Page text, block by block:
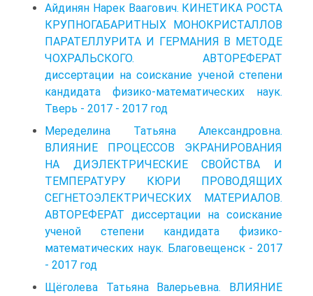
Айдинян Нарек Ваагович. КИНЕТИКА РОСТА
КРУПНОГАБАРИТНЫХ МОНОКРИСТАЛЛОВ
ПАРАТЕЛЛУРИТА И ГЕРМАНИЯ В МЕТОДЕ
ЧОХРАЛЬСКОГО. АВТОРЕФЕРАТ
диссертации на соискание ученой степени
кандидата физико-математических наук.
Тверь - 2017 - 2017 год
Меределина Татьяна Александровна.
ВЛИЯНИЕ ПРОЦЕССОВ ЭКРАНИРОВАНИЯ
НА ДИЭЛЕКТРИЧЕСКИЕ СВОЙСТВА И
ТЕМПЕРАТУРУ КЮРИ ПРОВОДЯЩИХ
СЕГНЕТОЭЛЕКТРИЧЕСКИХ МАТЕРИАЛОВ.
АВТОРЕФЕРАТ диссертации на соискание
ученой степени кандидата физико-
математических наук. Благовещенск - 2017
- 2017 год
Щёголева Татьяна Валерьевна. ВЛИЯНИЕ